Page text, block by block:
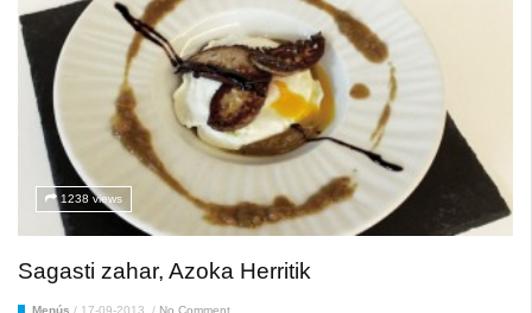
1238 views
Sagasti zahar, Azoka Herritik
Menús / 17-09-2013 / No Comment